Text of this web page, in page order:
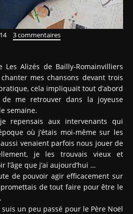
3 commentaires
Les Alizés de Bailly-Romainvilliers
mes chansons devant trois
cela impliquait tout d’abord
me retrouver dans la joyeuse
semaine.
repensais aux intervenants qui
où j’étais moi-même sur les
venaient parfois nous jouer de
je les trouvais vieux et
l’âge que j’ai aujourd’hui …
de pouvoir agir efficacement sur
de tout faire pour être le
un peu passé pour le Père Noël